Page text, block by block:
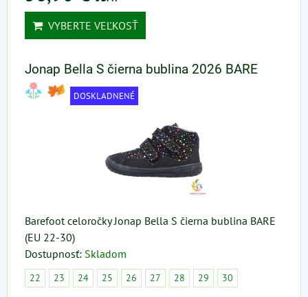
VYBERTE VEĽKOSŤ
Jonap Bella S čierna bublina 2026 BARE
DOSKLADNENÉ
Barefoot celoročky Jonap Bella S čierna bublina BARE
(EU 22-30)
Dostupnosť: Skladom
22 23 24 25 26 27 28 29 30